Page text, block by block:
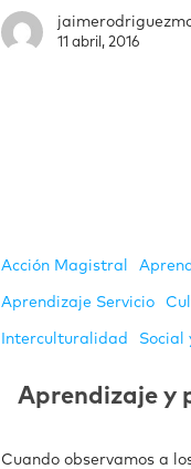
11 abril, 2016
Acción Magistral
Aprendizaje Servicio
Interculturalidad Social
Aprendizaje y
Cuando observamos a